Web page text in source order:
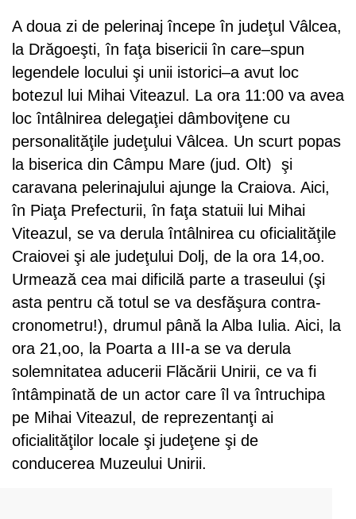
A doua zi de pelerinaj începe în judeţul Vâlcea,
la Drăgoeşti, în faţa bisericii în care–spun
legendele locului şi unii istorici–a avut loc
botezul lui Mihai Viteazul. La ora 11:00 va avea
loc întâlnirea delegaţiei dâmboviţene cu
personalităţile judeţului Vâlcea. Un scurt popas
la biserica din Câmpu Mare (jud. Olt) şi
caravana pelerinajului ajunge la Craiova. Aici,
în Piaţa Prefecturii, în faţa statuii lui Mihai
Viteazul, se va derula întâlnirea cu oficialităţile
Craiovei şi ale judeţului Dolj, de la ora 14,oo.
Urmează cea mai dificilă parte a traseului (şi
asta pentru că totul se va desfăşura contra-
cronometru!), drumul până la Alba Iulia. Aici, la
ora 21,oo, la Poarta a III-a se va derula
solemnitatea aducerii Flăcării Unirii, ce va fi
întâmpinată de un actor care îl va întruchipa
pe Mihai Viteazul, de reprezentanţi ai
oficialităţilor locale şi judeţene şi de
conducerea Muzeului Unirii.